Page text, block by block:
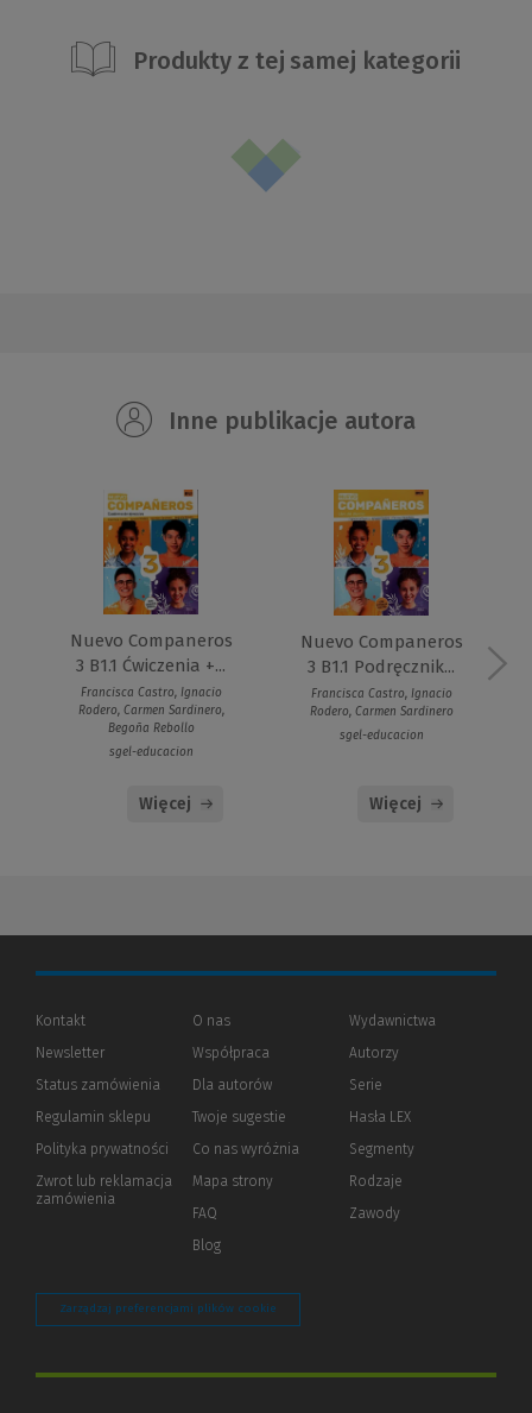
Produkty z tej samej kategorii
Inne publikacje autora
Nuevo Companeros
3 B1.1 Ćwiczenia +...
Francisca Castro, Ignacio
Rodero, Carmen Sardinero,
Begoña Rebollo
sgel-educacion
Więcej
Nuevo Companeros
3 B1.1 Podręcznik...
Francisca Castro, Ignacio
Rodero, Carmen Sardinero
sgel-educacion
Więcej
Kontakt
Newsletter
Status zamówienia
Regulamin sklepu
Polityka prywatności (Nowe
(Link
innej
Zwrot lub reklamacja
zamówienia
O nas
Współpraca
Dla autorów(Nowe
(Link
innej
Twoje sugestie
Co nas wyróżnia
Mapa strony
FAQ
Blog
Wydawnictwa
Autorzy
Serie
Hasła LEX
Segmenty
Rodzaje
Zawody
Zarządzaj preferencjami plików cookie